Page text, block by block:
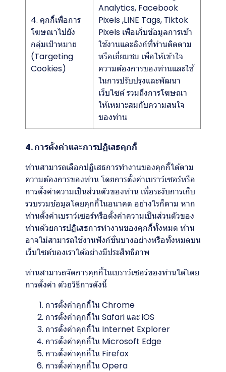
4. คุกกี้เพื่อการ
โฆษณาไปยัง
กลุ่มเป้าหมาย
(Targeting
Cookies)
Analytics, Facebook
Pixels ,LINE Tags, Tiktok
Pixels เพื่อเก็บข้อมูลการเข้า
ใช้งานและลิงก์ที่ท่านติดตาม
หรือเยี่ยมชม เพื่อให้เข้าใจ
ความต้องการของท่านและใช้
ในการปรับปรุงและพัฒนา
เว็บไซต์ รวมถึงการโฆษณา
ให้เหมาะสมกับความสนใจ
ของท่าน
4. การตั้งค่าและการปฏิเสธคุกกี้
ท่านสามารถเลือกปฏิเสธการทำงานของคุกกี้ได้ตาม
ความต้องการของท่าน โดยการตั้งค่าเบราว์เซอร์หรือ
การตั้งค่าความเป็นส่วนตัวของท่าน เพื่อระงับการเก็บ
รวบรวมข้อมูลโดยคุกกี้ในอนาคต อย่างไรก็ตาม หาก
ท่านตั้งค่าเบราว์เซอร์หรือตั้งค่าความเป็นส่วนตัวของ
ท่านด้วยการปฏิเสธการทำงานของคุกกี้ทั้งหมด ท่าน
อาจไม่สามารถใช้งานฟังก์ชั่นบางอย่างหรือทั้งหมดบน
เว็บไซต์ของเราได้อย่างมีประสิทธิภาพ
ท่านสามารถจัดการคุกกี้ในเบราว์เซอร์ของท่านได้โดย
การตั้งค่า ด้วยวิธีการดังนี้
การตั้งค่าคุกกี้ใน Chrome
การตั้งค่าคุกกี้ใน Safari และiOS
การตั้งค่าคุกกี้ใน Internet Explorer
การตั้งค่าคุกกี้ใน Microsoft Edge
การตั้งค่าคุกกี้ใน Firefox
การตั้งค่าคุกกี้ใน Opera